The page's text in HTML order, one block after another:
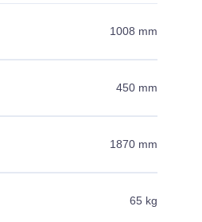
1008 mm
450 mm
1870 mm
65 kg